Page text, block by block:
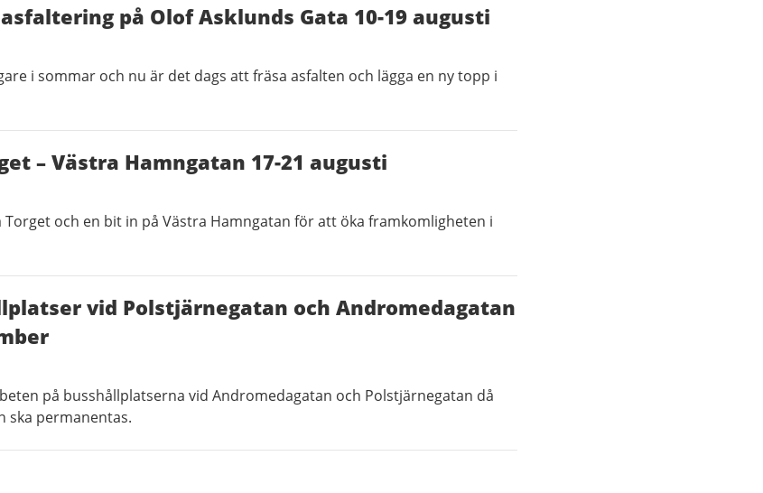
på Olof Asklunds Gata 10-19 augusti
i sommar och nu är det dags att fräsa asfalten och lägga en ny topp i
– Västra Hamngatan 17-21 augusti
och en bit in på Västra Hamngatan för att öka framkomligheten i
vid Polstjärnegatan och Andromedagatan
på busshållplatserna vid Andromedagatan och Polstjärnegatan då
ska permanentas.